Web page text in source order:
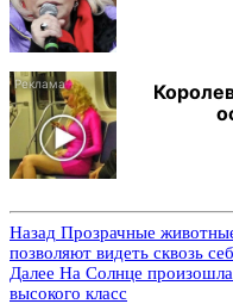
Назад Прозрачные
позволяют видеть сквозь
Далее На Солнце
высокого класс